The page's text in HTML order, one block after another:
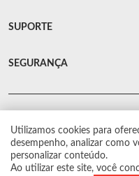
Utilizamos cookies para
desempenho, analizar como
personalizar conteúdo.
Ao utilizar este site, você
SUPORTE
SEGURANÇA
© Arsenal Car.
Proibida reprodução total ou